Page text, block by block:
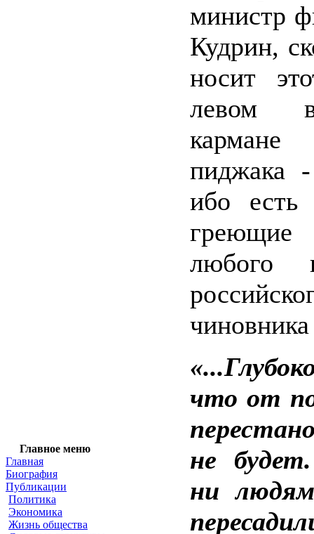
Главное меню
Главная
Биография
Публикации
Политика
Экономика
Жизнь общества
министр
Кудрин,
носит
левом
пиджака
ибо есть
любого
что от
не
ни